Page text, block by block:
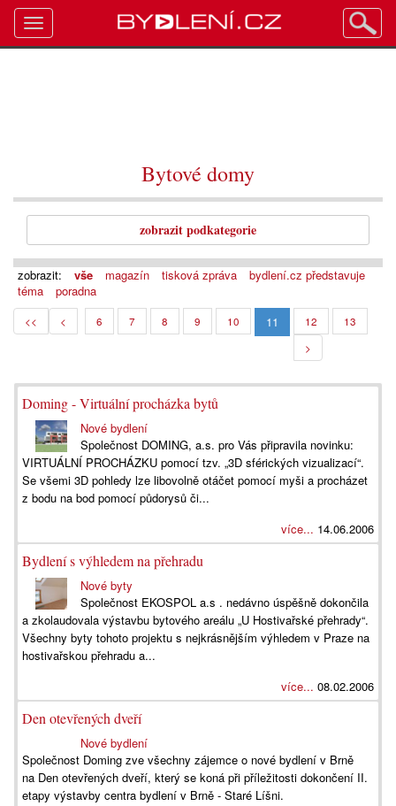
Bytové domy
zobrazit podkategorie
zobrazit: vše magazín tisková zpráva
bydlení.cz představuje
téma
poradna
<< < 6 7 8 9 10 11 12
13
>
Doming - Virtuální procházka bytů
Nové bydlení
Společnost DOMING, a.s. pro Vás připravila novinku:
VIRTUÁLNÍ PROCHÁZKU pomocí tzv. „3D sférických vizualizací“.
Se všemi 3D pohledy lze libovolně otáčet pomocí myši a procházet
z bodu na bod pomocí půdorysů či...
více... 14.06.2006
Bydlení s výhledem na přehradu
Nové byty
Společnost EKOSPOL a.s . nedávno úspěšně dokončila
a zkolaudovala výstavbu bytového areálu „U Hostivařské přehrady“.
Všechny byty tohoto projektu s nejkrásnějším výhledem v Praze na
hostivařskou přehradu a...
více... 08.02.2006
Den otevřených dveří
Nové bydlení
Společnost Doming zve všechny zájemce o nové bydlení v Brně
na Den otevřených dveří, který se koná při příležitosti dokončení II.
etapy výstavby centra bydlení v Brně - Staré Líšni.
Toggle
navigation